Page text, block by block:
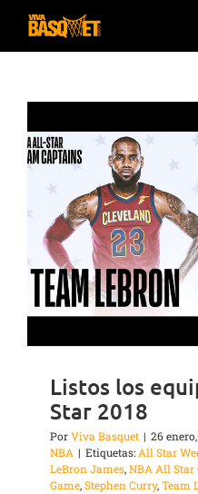
Saltar
Listos los
Star 2018
PorViva Basquet | 26
NBA | Etiquetas:All Star
LeBron James,NBA All Star
Game,Stephen Curry,Team